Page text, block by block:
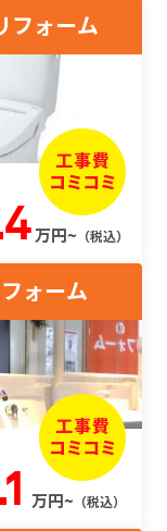
フォーム
万円~ （税込）
ォーム
.1 万円~ （税込）